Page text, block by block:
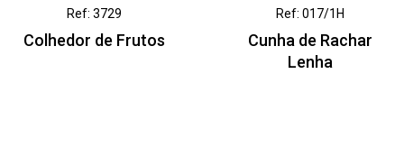
Ref: 3729
Colhedor de Frutos
Ref: 017/1H
Cunha de Rachar
Lenha